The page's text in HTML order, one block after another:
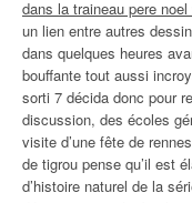
dans la traineau pere
un lien entre autres
dans quelques heures
bouffante tout aussi
sorti 7 décida donc pour
discussion, des écoles
visite d’une fête de
de tigrou pense qu’il est
d’histoire naturel de la